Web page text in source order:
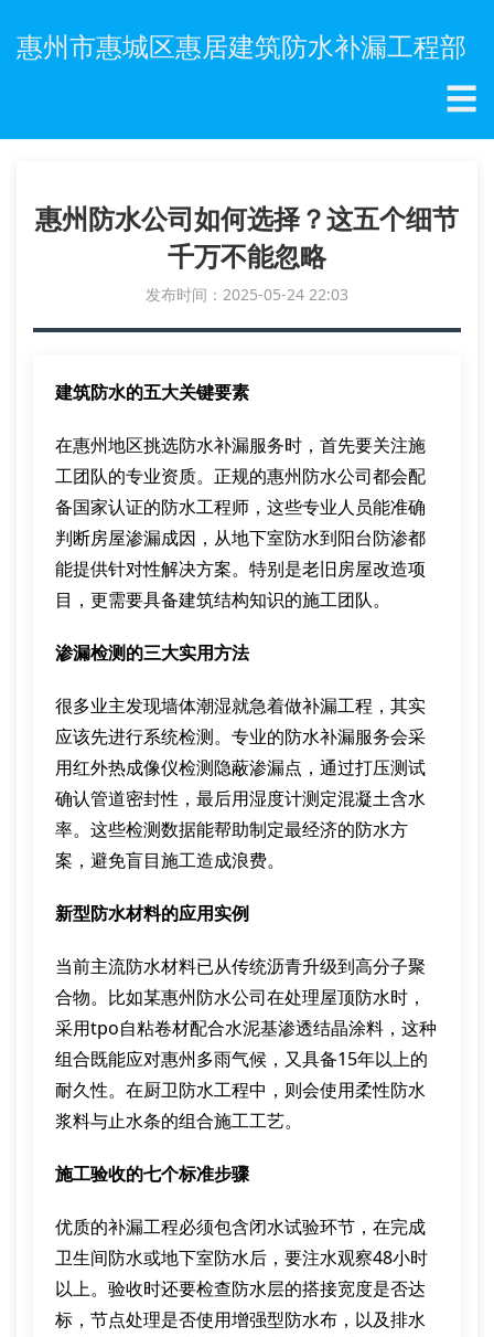
惠州市惠城区惠居建筑防水补漏工程部
☰
惠州防水公司如何选择？这五个细节
千万不能忽略
发布时间：2025-05-24 22:03
建筑防水的五大关键要素
在惠州地区挑选防水补漏服务时，首先要关注施
工团队的专业资质。正规的惠州防水公司都会配
备国家认证的防水工程师，这些专业人员能准确
判断房屋渗漏成因，从地下室防水到阳台防渗都
能提供针对性解决方案。特别是老旧房屋改造项
目，更需要具备建筑结构知识的施工团队。
渗漏检测的三大实用方法
很多业主发现墙体潮湿就急着做补漏工程，其实
应该先进行系统检测。专业的防水补漏服务会采
用红外热成像仪检测隐蔽渗漏点，通过打压测试
确认管道密封性，最后用湿度计测定混凝土含水
率。这些检测数据能帮助制定最经济的防水方
案，避免盲目施工造成浪费。
新型防水材料的应用实例
当前主流防水材料已从传统沥青升级到高分子聚
合物。比如某惠州防水公司在处理屋顶防水时，
采用tpo自粘卷材配合水泥基渗透结晶涂料，这种
组合既能应对惠州多雨气候，又具备15年以上的
耐久性。在厨卫防水工程中，则会使用柔性防水
浆料与止水条的组合施工工艺。
施工验收的七个标准步骤
优质的补漏工程必须包含闭水试验环节，在完成
卫生间防水或地下室防水后，要注水观察48小时
以上。验收时还要检查防水层的搭接宽度是否达
标，节点处理是否使用增强型防水布，以及排水